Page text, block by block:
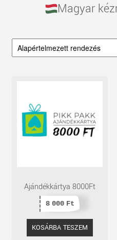
Magyar
Ajándékkártya 8000Ft
8 000 Ft
KOSÁRBA TESZEM